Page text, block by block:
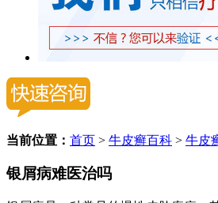
当前位置： 首页 > 牛皮癣百科 > 牛皮
银屑病难医治吗